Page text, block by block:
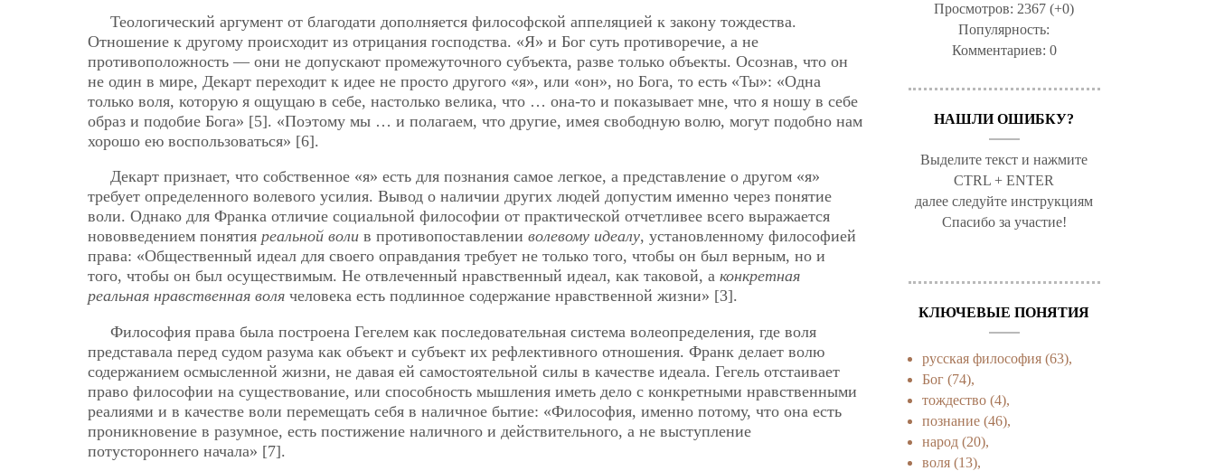
Теологический аргумент от благодати дополняется философской аппеляцией к закону тождества.
Отношение к другому происходит из отрицания господства. «Я» и Бог суть противоречие, а не
противоположность — они не допускают промежуточного субъекта, разве только объекты. Осознав, что он
не один в мире, Декарт переходит к идее не просто другого «я», или «он», но Бога, то есть «Ты»: «Одна
только воля, которую я ощущаю в себе, настолько велика, что … она-то и показывает мне, что я ношу в себе
образ и подобие Бога» [5]. «Поэтому мы … и полагаем, что другие, имея свободную волю, могут подобно нам
хорошо ею воспользоваться» [6].
Декарт признает, что собственное «я» есть для познания самое легкое, а представление о другом «я»
требует определенного волевого усилия. Вывод о наличии других людей допустим именно через понятие
воли. Однако для Франка отличие социальной философии от практической отчетливее всего выражается
нововведением понятия реальной воли в противопоставлении волевому идеалу, установленному философией
права: «Общественный идеал для своего оправдания требует не только того, чтобы он был верным, но и
того, чтобы он был осуществимым. Не отвлеченный нравственный идеал, как таковой, а конкретная
реальная нравственная воля человека есть подлинное содержание нравственной жизни» [3].
Философия права была построена Гегелем как последовательная система волеопределения, где воля
представала перед судом разума как объект и субъект их рефлективного отношения. Франк делает волю
содержанием осмысленной жизни, не давая ей самостоятельной силы в качестве идеала. Гегель отстаивает
право философии на существование, или способность мышления иметь дело с конкретными нравственными
реалиями и в качестве воли перемещать себя в наличное бытие: «Философия, именно потому, что она есть
проникновение в разумное, есть постижение наличного и действительного, а не выступление
потустороннего начала» [7].
Просмотров: 2367 (+0)
Популярность:
Комментариев: 0
НАШЛИ ОШИБКУ?
Выделите текст и нажмите
CTRL + ENTER
далее следуйте инструкциям
Спасибо за участие!
КЛЮЧЕВЫЕ ПОНЯТИЯ
русская философия (63),
Бог (74),
тождество (4),
познание (46),
народ (20),
воля (13),